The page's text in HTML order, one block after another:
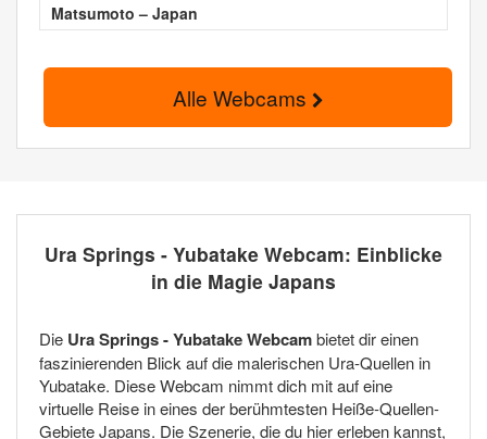
Matsumoto – Japan
Alle Webcams
Ura Springs - Yubatake Webcam: Einblicke
in die Magie Japans
Die Ura Springs - Yubatake Webcambietet dir einen
faszinierenden Blick auf die malerischen Ura-Quellen in
Yubatake. Diese Webcam nimmt dich mit auf eine
virtuelle Reise in eines der berühmtesten Heiße-Quellen-
Gebiete Japans. Die Szenerie, die du hier erleben kannst,